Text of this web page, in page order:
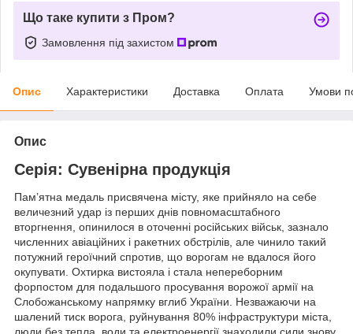
Що таке купити з Пром?
Замовлення під захистом
Опис Характеристики Доставка Оплата Умови
Опис
Серія: Сувенірна продукція
Пам’ятна медаль присвячена місту, яке прийняло на себе
величезний удар із перших днів повномасштабного
вторгнення, опинилося в оточенні російських військ, зазнало
численних авіаційних і ракетних обстрілів, але чинило такий
потужний героїчний спротив, що ворогам не вдалося його
окупувати. Охтирка вистояла і стала непереборним
форпостом для подальшого просування ворожої армії на
Слобожанському напрямку вглиб України. Незважаючи на
шалений тиск ворога, руйнування 80% інфраструктури міста,